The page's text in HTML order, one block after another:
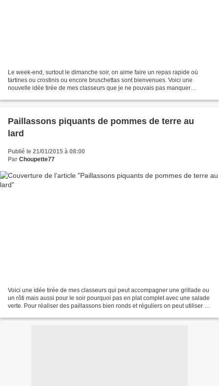
Le week-end, surtout le dimanche soir, on aime faire un repas rapide où
tartines ou crostinis ou encore bruschettas sont bienvenues. Voici une
nouvelle idée tirée de mes classeurs que je ne pouvais pas manquer
Paillassons piquants de pommes de terre au
lard
Publié le 21/01/2015 à 08:00
Par Choupette77
Voici une idée tirée de mes classeurs qui peut accompagner une grillade ou
un rôti mais aussi pour le soir pourquoi pas en plat complet avec une salade
verte. Pour réaliser des paillassons bien ronds et réguliers on peut utiliser un